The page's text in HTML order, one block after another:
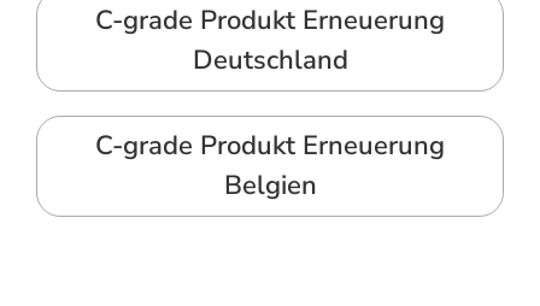
C-grade Produkt Erneuerung
Deutschland
C-grade Produkt Erneuerung
Belgien